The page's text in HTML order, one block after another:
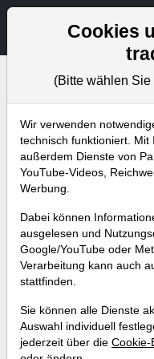
Bevorstehende
Live-Handel
Modul ist
Cookies
(Bitte wählen
Wir verwenden
technisch funktioniert. Mit
außerdem Dienste von
YouTube-Videos,
Werbung.
Dabei können
ausgelesen und
Google/YouTube oder
Verarbeitung kann auch
stattfinden.
Sie können alle Dienste
Auswahl individuell
jederzeit über die Cookie-